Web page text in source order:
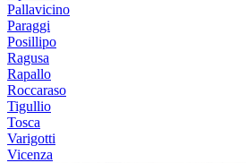
Pallavicino
Paraggi
Posillipo
Ragusa
Rapallo
Roccaraso
Tigullio
Tosca
Varigotti
Vicenza